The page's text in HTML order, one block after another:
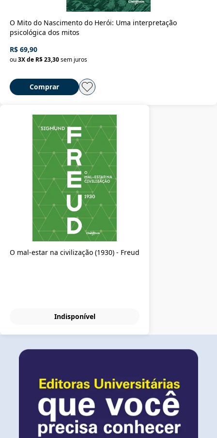
O Mito do Nascimento do Herói: Uma interpretação
psicológica dos mitos
R$ 69,90
ou3X de R$ 23,30sem juros
Comprar
O mal-estar na civilização (1930) - Freud
Indisponível